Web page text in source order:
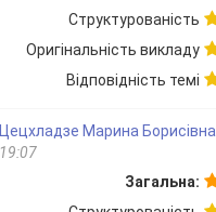
Структурованість
Оригінальність викладу
Відповідність темі
Цецхладзе Марина Борисівна
19:07
Загальна: